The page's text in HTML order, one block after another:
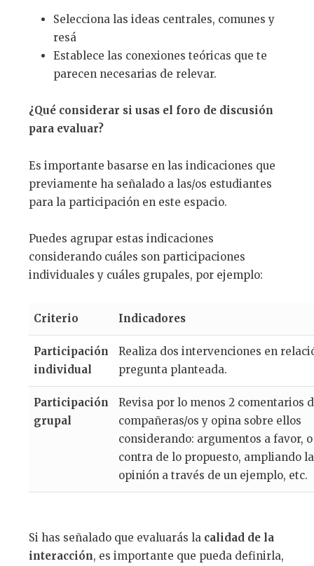
Selecciona las ideas centrales, comunes y
resá
Establece las conexiones teóricas que te
parecen necesarias de relevar.
¿Quéconsiderar si usas el foro de discusión
para evaluar?
Es importante basarse en las indicaciones que
previamente ha señalado a las/os estudiantes
para la participación en este espacio.
Puedes agrupar estas indicaciones
considerando cuáles son participaciones
individuales y cuáles grupales, por ejemplo:
Criterio Indicadores
Participación
individual
Realiza dos intervenciones en
pregunta planteada.
Participación
grupal
Revisa por lo menos 2 comentarios
compañeras/os y opina sobre ellos
considerando: argumentos a favor,
contra de lo propuesto, ampliando la
opinión a través de un ejemplo, etc.
Si has señalado que evaluarás la calidad de la
interacción, es importante que pueda definirla,